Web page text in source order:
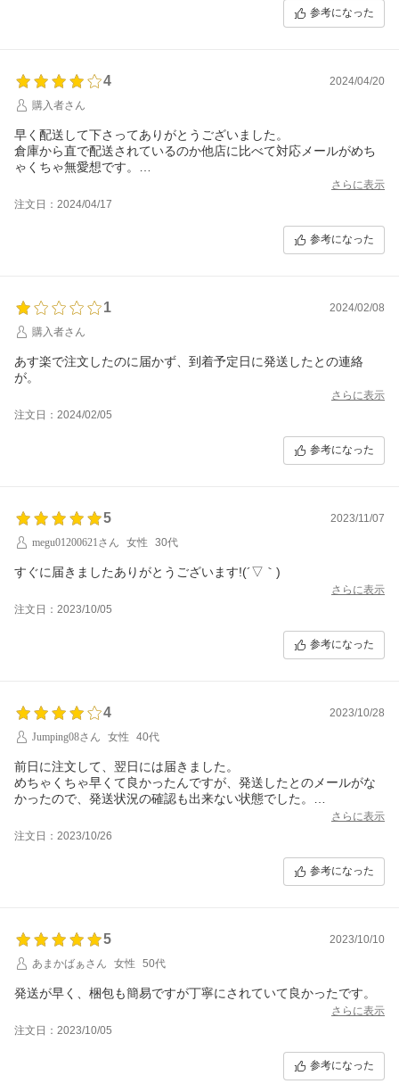
参考になった
4
2024/04/20
購入者さん
早く配送して下さってありがとうございました。
倉庫から直で配送されているのか他店に比べて対応メールがめち
ゃくちゃ無愛想です。
さらに表示
注文日：2024/04/17
参考になった
1
2024/02/08
購入者さん
あす楽で注文したのに届かず、到着予定日に発送したとの連絡
が。
さらに表示
注文日：2024/02/05
参考になった
5
2023/11/07
megu01200621さん
女性 30代
すぐに届きましたありがとうございます!(´▽｀)
さらに表示
注文日：2023/10/05
参考になった
4
2023/10/28
Jumping08さん
女性 40代
前日に注文して、翌日には届きました。
めちゃくちゃ早くて良かったんですが、発送したとのメールがな
かったので、発送状況の確認も出来ない状態でした。
何か届いたよーと主人から仕事中に連絡があり、まさかのこちら
で買ったパーカーでした。
が来るはずなんですが、それがなかったのでびっくりしました。
スピード発送と商品は良かったんですが、連絡があれば尚良かっ
さらに表示
注文日：2023/10/26
参考になった
5
2023/10/10
あまかばぁさん
女性 50代
発送が早く、梱包も簡易ですが丁寧にされていて良かったです。
さらに表示
注文日：2023/10/05
参考になった